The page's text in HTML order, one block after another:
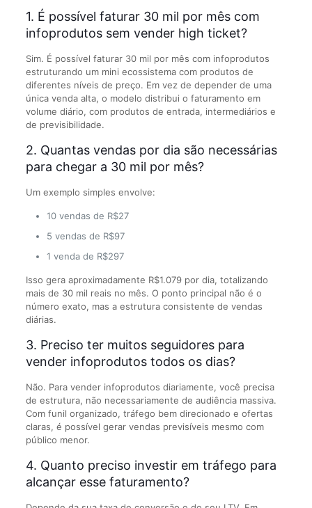
1. É possível faturar 30 mil por mês com
infoprodutos sem vender high ticket?
Sim. É possível faturar 30 mil por mês com infoprodutos
estruturando um mini ecossistema com produtos de
diferentes níveis de preço. Em vez de depender de uma
única venda alta, o modelo distribui o faturamento em
volume diário, com produtos de entrada, intermediários e
de previsibilidade.
2. Quantas vendas por dia são necessárias
para chegar a 30 mil por mês?
Um exemplo simples envolve:
10 vendas de R$27
5 vendas de R$97
1 venda de R$297
Isso gera aproximadamente R$1.079 por dia, totalizando
mais de 30 mil reais no mês. O ponto principal não é o
número exato, mas a estrutura consistente de vendas
diárias.
3. Preciso ter muitos seguidores para
vender infoprodutos todos os dias?
Não. Para vender infoprodutos diariamente, você precisa
de estrutura, não necessariamente de audiência massiva.
Com funil organizado, tráfego bem direcionado e ofertas
claras, é possível gerar vendas previsíveis mesmo com
público menor.
4. Quanto preciso investir em tráfego para
alcançar esse faturamento?